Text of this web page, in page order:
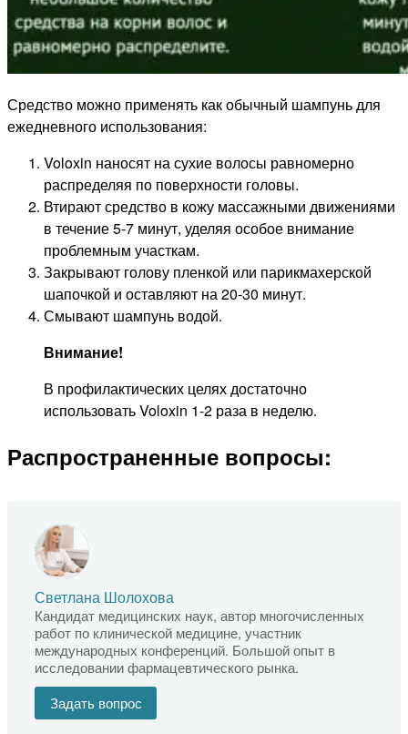
Средство можно применять как обычный шампунь для
ежедневного использования:
Voloxin наносят на сухие волосы равномерно
распределяя по поверхности головы.
Втирают средство в кожу массажными движениями
в течение 5-7 минут, уделяя особое внимание
проблемным участкам.
Закрывают голову пленкой или парикмахерской
шапочкой и оставляют на 20-30 минут.
Смывают шампунь водой.
Внимание!
В профилактических целях достаточно
использовать Voloxin 1-2 раза в неделю.
Распространенные вопросы:
Светлана Шолохова
Кандидат медицинских наук, автор многочисленных
работ по клинической медицине, участник
международных конференций. Большой опыт в
исследовании фармацевтического рынка.
Задать вопрос